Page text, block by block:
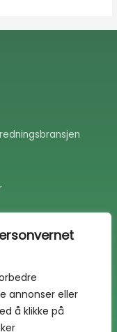
annonser eller
å klikke på